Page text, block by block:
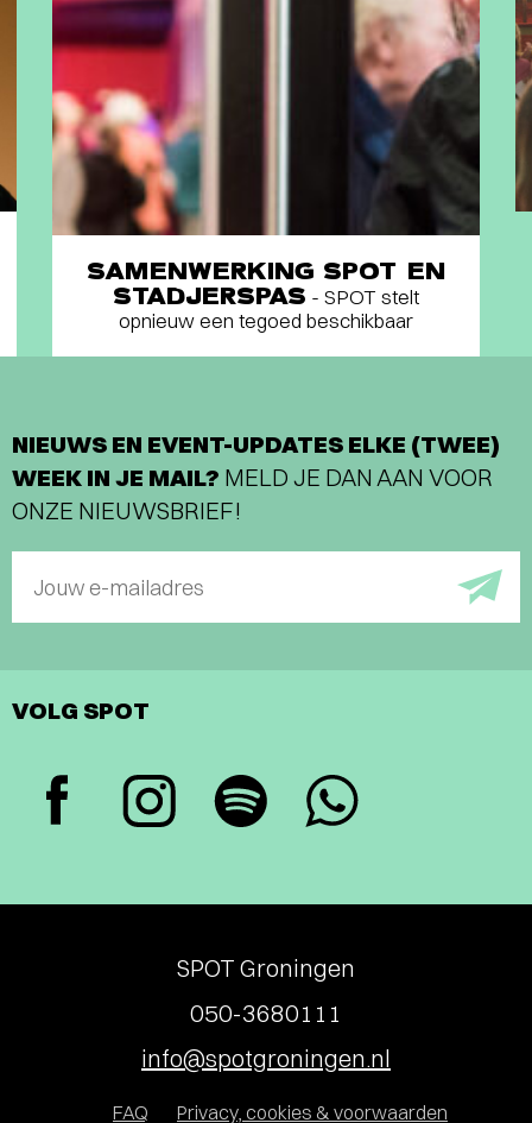
SAMENWERKING SPOT EN
STADJERSPAS - SPOT stelt
opnieuw een tegoed beschikbaar
NIEUWS EN EVENT-UPDATES ELKE (TWEE)
WEEK IN JE MAIL? MELD JE DAN AAN VOOR
ONZE NIEUWSBRIEF!
Jouw e-mailadres
VOLG SPOT
SPOT Groningen
050-3680111
info@spotgroningen.nl
FAQ Privacy, cookies & voorwaarden